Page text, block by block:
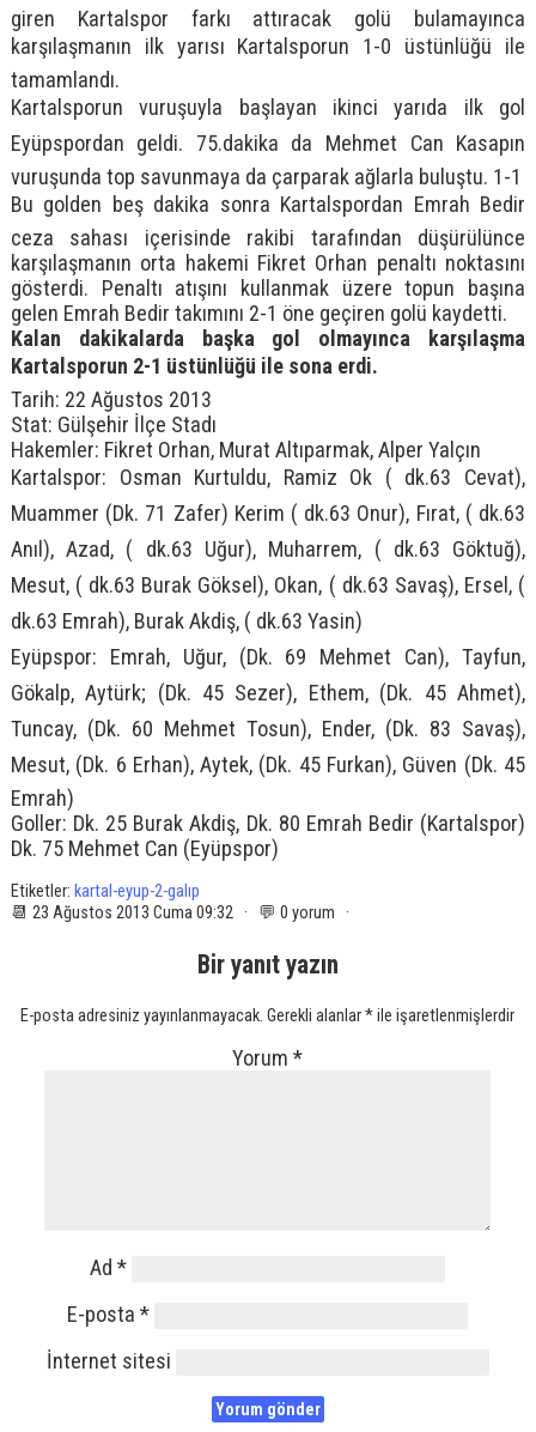
giren Kartalspor farkı attıracak golü bulamayınca
karşılaşmanın ilk yarısı Kartalsporun 1-0 üstünlüğü ile
tamamlandı.
Kartalsporun vuruşuyla başlayan ikinci yarıda ilk gol
Eyüpspordan geldi. 75.dakika da Mehmet Can Kasapın
vuruşunda top savunmaya da çarparak ağlarla buluştu. 1-1
Bu golden beş dakika sonra Kartalspordan Emrah Bedir
ceza sahası içerisinde rakibi tarafından düşürülünce
karşılaşmanın orta hakemi Fikret Orhan penaltı noktasını
gösterdi. Penaltı atışını kullanmak üzere topun başına
gelen Emrah Bedir takımını 2-1 öne geçiren golü kaydetti.
Kalan dakikalarda başka gol olmayınca karşılaşma
Kartalsporun 2-1 üstünlüğü ile sona erdi.
Tarih: 22 Ağustos 2013
Stat: Gülşehir İlçe Stadı
Hakemler: Fikret Orhan, Murat Altıparmak, Alper Yalçın
Kartalspor: Osman Kurtuldu, Ramiz Ok ( dk.63 Cevat),
Muammer (Dk. 71 Zafer) Kerim ( dk.63 Onur), Fırat, ( dk.63
Anıl), Azad, ( dk.63 Uğur), Muharrem, ( dk.63 Göktuğ),
Mesut, ( dk.63 Burak Göksel), Okan, ( dk.63 Savaş), Ersel, (
dk.63 Emrah), Burak Akdiş, ( dk.63 Yasin)
Eyüpspor: Emrah, Uğur, (Dk. 69 Mehmet Can), Tayfun,
Gökalp, Aytürk; (Dk. 45 Sezer), Ethem, (Dk. 45 Ahmet),
Tuncay, (Dk. 60 Mehmet Tosun), Ender, (Dk. 83 Savaş),
Mesut, (Dk. 6 Erhan), Aytek, (Dk. 45 Furkan), Güven (Dk. 45
Emrah)
Goller: Dk. 25 Burak Akdiş, Dk. 80 Emrah Bedir (Kartalspor)
Dk. 75 Mehmet Can (Eyüpspor)
Etiketler: kartal-eyup-2-galıp
📆 23 Ağustos 2013 Cuma 09:32 · 💬 0 yorum ·
Bir yanıt yazın
E-posta adresiniz yayınlanmayacak. Gerekli alanlar*ile işaretlenmişlerdir
Yorum*
Ad*
E-posta*
İnternet sitesi